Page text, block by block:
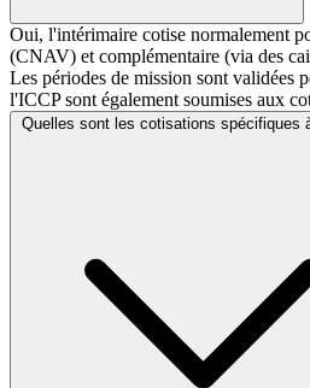
Oui, l'intérimaire cotise normalement
(CNAV) et complémentaire (via des
Les périodes de mission sont validées
l'ICCP sont également soumises aux
Quelles sont les cotisations spécifiques